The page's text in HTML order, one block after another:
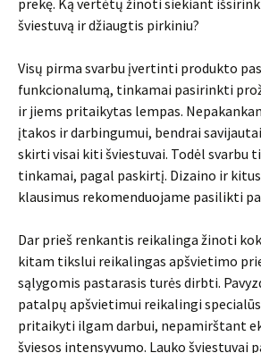
prekę. Ką vertėtų žinoti siekiant
šviestuvą ir džiaugtis pirkiniu?
Visų pirma svarbu įvertinti produkto
funkcionalumą, tinkamai pasirinkti
ir jiems pritaikytas lempas.
įtakos ir darbingumui, bendrai
skirti visai kiti šviestuvai. Todėl svarbu
tinkamai, pagal paskirtį. Dizaino ir
klausimus rekomenduojame pasilikti
Dar prieš renkantis reikalinga žinoti
kitam tikslui reikalingas apšvietimo
sąlygomis pastarasis turės dirbti.
patalpų apšvietimui reikalingi
pritaikyti ilgam darbui, nepamirštant
šviesos intensyvumo. Lauko šviestuvai